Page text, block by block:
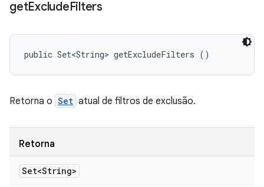
getExcludeFilters
public Set<String> getExcludeFilters ()
Retorna o Set atual de filtros de exclusão.
Retorna
Set<String>